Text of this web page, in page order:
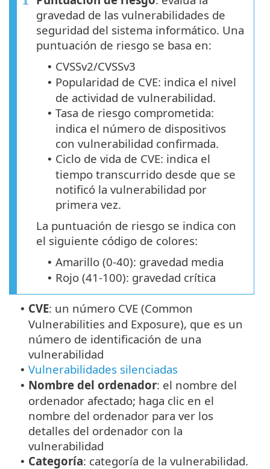
gravedad de las vulnerabilidades de
seguridad del sistema informático. Una
puntuación de riesgo se basa en:
• CVSSv2/CVSSv3
• Popularidad de CVE: indica el nivel
de actividad de vulnerabilidad.
• Tasa de riesgo comprometida:
indica el número de dispositivos
con vulnerabilidad confirmada.
• Ciclo de vida de CVE: indica el
tiempo transcurrido desde que se
notificó la vulnerabilidad por
primera vez.
La puntuación de riesgo se indica con
el siguiente código de colores:
• Amarillo (0-40): gravedad media
• Rojo (41-100): gravedad crítica
• CVE: un número CVE (Common
Vulnerabilities and Exposure), que es un
número de identificación de una
vulnerabilidad
• Vulnerabilidades silenciadas
• Nombre del ordenador: el nombre del
ordenador afectado; haga clic en el
nombre del ordenador para ver los
detalles del ordenador con la
vulnerabilidad
• Categoría: categoría de la vulnerabilidad.